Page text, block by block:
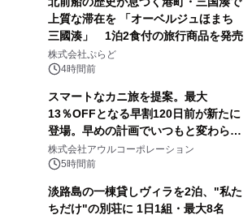
上質な滞在を 「オーベルジュほまち
三國湊」 1泊2食付の旅行商品を発売
株式会社ぷらど
4時間前
スマートなカニ旅を提案。最大
13％OFFとなる早割120日前が新たに
登場。早めの計画でいつもと変わらぬ
大人の冬旅を。ー夕日ヶ浦温泉「佳松
苑 別邸ふうか」ー
株式会社アウルコーポレーション
5時間前
淡路島の一棟貸しヴィラを2泊、"私た
ちだけ"の別荘に 1日1組・最大8名